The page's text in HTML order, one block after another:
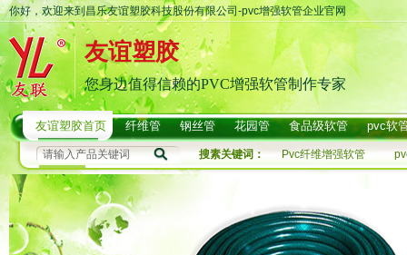
你好，欢迎来到昌乐友谊塑胶科技股份有限公司-pvc增强软管企业官网
友谊塑胶
您身边值得信赖的PVC增强软管制作专家
友谊塑胶首页 纤维管 钢丝管 花园管 食品级软管 pvc软
搜素关键词： Pvc纤维增强软管